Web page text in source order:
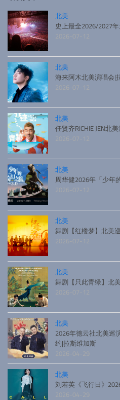
北美
史上最全2026/2027
2026-07-12
北美
海来阿木北美演唱会|
2026-07-12
北美
任贤齐RICHIE JEN北
2026-07-12
北美
周华健2026年「少年
2026-07-12
北美
舞剧【红楼梦】北美
2026-07-12
北美
舞剧【只此青绿】北
2026-07-12
北美
2026年德云社北美巡
约|拉斯维加斯
2026-04-29
北美
刘若英《飞行日》
2026-04-29